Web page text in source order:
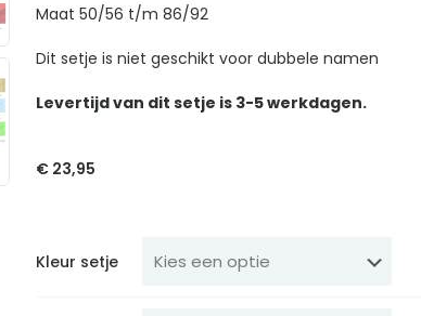
Maat 50/56 t/m 86/92
Dit setje is niet geschikt voor dubbele namen
Levertijd van dit setje is 3-5 werkdagen.
€ 23,95
Kleur setje